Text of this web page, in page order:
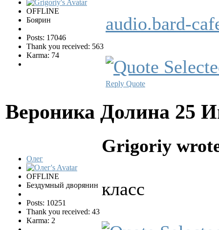
OFFLINE
Боярин
Posts: 17046
Thank you received: 563
Karma: 74
audio.bard-
Reply Quote
Вероника Долина 25
Олег
OFFLINE
Бездумный дворянин
Posts: 10251
Thank you received: 43
Karma: 2
Grigoriy
класс